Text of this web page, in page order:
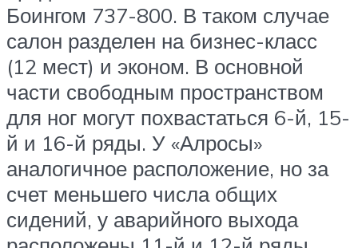
Боингом 737-800. В таком случае
салон разделен на бизнес-класс
(12 мест) и эконом. В основной
части свободным пространством
для ног могут похвастаться 6-й, 15-
й и 16-й ряды. У «Алросы»
аналогичное расположение, но за
счет меньшего числа общих
сидений, у аварийного выхода